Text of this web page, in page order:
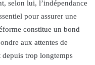
selon lui, l’indépendance
pour assurer une
constitue un bond
aux attentes de
depuis trop longtemps